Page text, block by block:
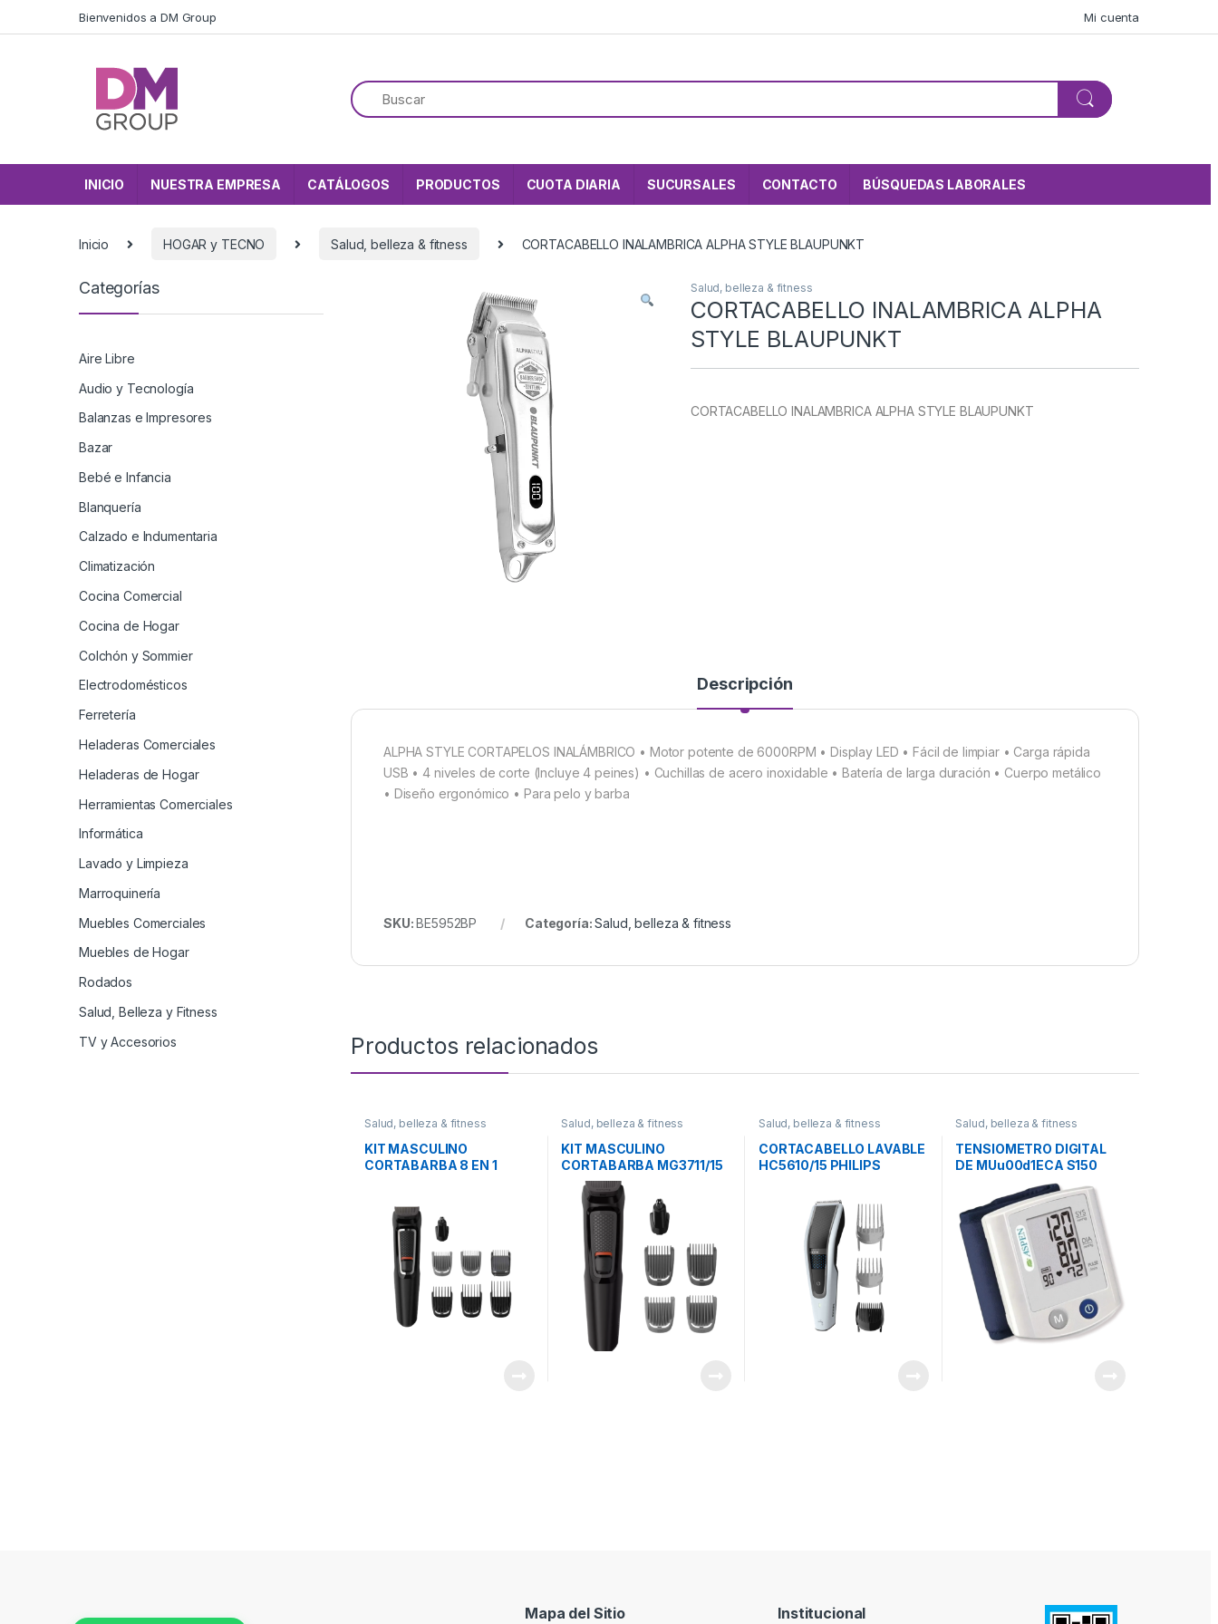
Bienvenidos a DM Group Mi cuenta
INICIO NUESTRA EMPRESA CATÁLOGOS PRODUCTOS CUOTA DIARIA SUCURSALES CONTACTO BÚSQUEDAS LABORALES
Inicio HOGAR y TECNO Salud, belleza & fitness CORTACABELLO INALAMBRICA ALPHA STYLE BLAUPUNKT
Salud, belleza & fitness
CORTACABELLO INALAMBRICA ALPHA
STYLE BLAUPUNKT
CORTACABELLO INALAMBRICA ALPHA STYLE BLAUPUNKT
Descripción
ALPHA STYLE CORTAPELOS INALÁMBRICO • Motor potente de 6000RPM • Display LED • Fácil de limpiar • Carga rápida
USB • 4 niveles de corte (Incluye 4 peines) • Cuchillas de acero inoxidable • Batería de larga duración • Cuerpo metálico
• Diseño ergonómico • Para pelo y barba
SKU:BE5952BP Categoría:Salud, belleza & fitness
Productos relacionados
Salud, belleza & fitness
KIT MASCULINO
CORTABARBA 8 EN 1
Salud, belleza & fitness
KIT MASCULINO
CORTABARBA MG3711/15
PHILIPS
Salud, belleza & fitness
CORTACABELLO LAVABLE
HC5610/15 PHILIPS
Salud, belleza & fitness
TENSIOMETRO DIGITAL
DE MUu00d1ECA S150
Categorías
Aire Libre
Audio y Tecnología
Balanzas e Impresores
Bazar
Bebé e Infancia
Blanquería
Calzado e Indumentaria
Climatización
Cocina Comercial
Cocina de Hogar
Colchón y Sommier
Electrodomésticos
Ferretería
Heladeras Comerciales
Heladeras de Hogar
Herramientas Comerciales
Informática
Lavado y Limpieza
Marroquinería
Muebles Comerciales
Muebles de Hogar
Rodados
Salud, Belleza y Fitness
TV y Accesorios
Mapa del Sitio Institucional